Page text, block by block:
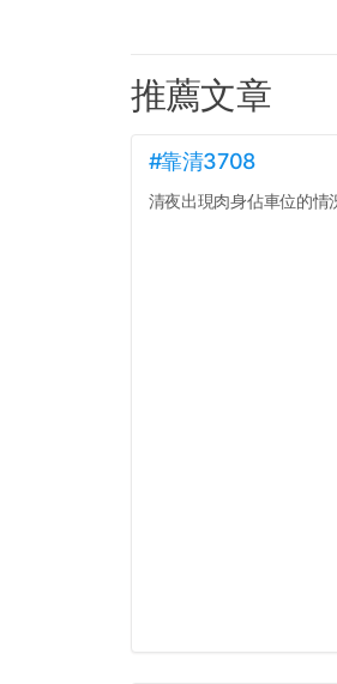
推薦文章
#靠清3708
清夜出現肉身佔車位的情